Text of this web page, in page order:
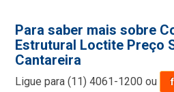
Para saber mais sobre
Estrutural Loctite Preço
Cantareira
Ligue para(11) 4061-1200 ou